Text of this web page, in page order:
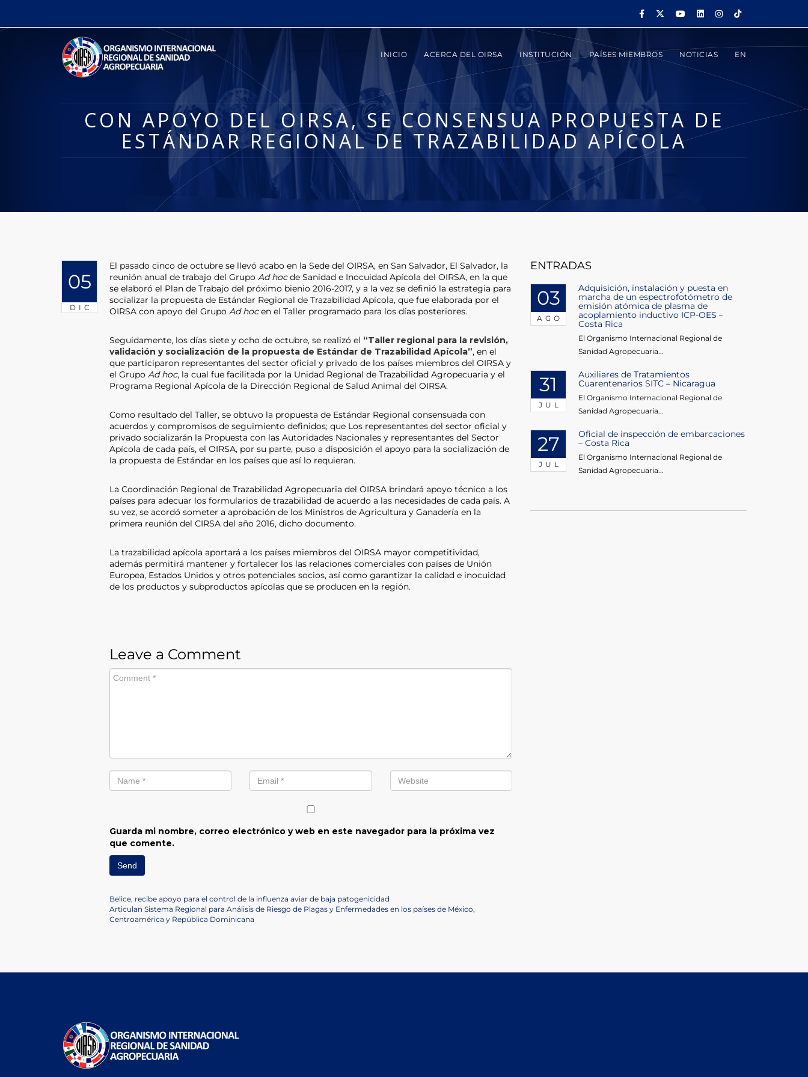
INICIO ACERCA DEL OIRSA INSTITUCIÓN PAÍSES MIEMBROS NOTICIAS EN
CON APOYO DEL OIRSA, SE CONSENSUA PROPUESTA DE
ESTÁNDAR REGIONAL DE TRAZABILIDAD APÍCOLA
05
DIC
El pasado cinco de octubre se llevó acabo en la Sede del OIRSA, en San Salvador, El Salvador, la
reunión anual de trabajo del Grupo Ad hocde Sanidad e Inocuidad Apícola del OIRSA, en la que
se elaboró el Plan de Trabajo del próximo bienio 2016-2017, y a la vez se definió la estrategia para
socializar la propuesta de Estándar Regional de Trazabilidad Apícola, que fue elaborada por el
OIRSA con apoyo del Grupo Ad hocen el Taller programado para los días posteriores.
Seguidamente, los días siete y ocho de octubre, se realizó el “Taller regional para la revisión,
validación y socialización de la propuesta de Estándar de Trazabilidad Apícola”, en el
que participaron representantes del sector oficial y privado de los países miembros del OIRSA y
el Grupo Ad hoc, la cual fue facilitada por la Unidad Regional de Trazabilidad Agropecuaria y el
Programa Regional Apícola de la Dirección Regional de Salud Animal del OIRSA.
Como resultado del Taller, se obtuvo la propuesta de Estándar Regional consensuada con
acuerdos y compromisos de seguimiento definidos; que Los representantes del sector oficial y
privado socializarán la Propuesta con las Autoridades Nacionales y representantes del Sector
Apícola de cada país, el OIRSA, por su parte, puso a disposición el apoyo para la socialización de
la propuesta de Estándar en los países que así lo requieran.
La Coordinación Regional de Trazabilidad Agropecuaria del OIRSA brindará apoyo técnico a los
países para adecuar los formularios de trazabilidad de acuerdo a las necesidades de cada país. A
su vez, se acordó someter a aprobación de los Ministros de Agricultura y Ganadería en la
primera reunión del CIRSA del año 2016, dicho documento.
La trazabilidad apícola aportará a los países miembros del OIRSA mayor competitividad,
además permitirá mantener y fortalecer los las relaciones comerciales con países de Unión
Europea, Estados Unidos y otros potenciales socios, así como garantizar la calidad e inocuidad
de los productos y subproductos apícolas que se producen en la región.
Leave a Comment
Guarda mi nombre, correo electrónico y web en este navegador para la próxima vez
que comente.
Navegación
de
Previous
Post
Belice, recibe apoyo para el control de la influenza aviar de baja patogenicidad
Next
Post
Articulan Sistema Regional para Análisis de Riesgo de Plagas y Enfermedades en los países de México,
Centroamérica y República Dominicana
ENTRADAS
03
AGO
Adquisición, instalación y puesta en
marcha de un espectrofotómetro de
emisión atómica de plasma de
acoplamiento inductivo ICP-OES –
Costa Rica
El Organismo Internacional Regional de
Sanidad Agropecuaria...
31
JUL
Auxiliares de Tratamientos
Cuarentenarios SITC – Nicaragua
El Organismo Internacional Regional de
Sanidad Agropecuaria...
27
JUL
Oficial de inspección de embarcaciones
– Costa Rica
El Organismo Internacional Regional de
Sanidad Agropecuaria...